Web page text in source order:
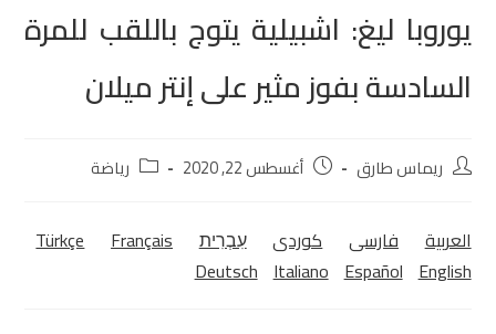
يوروبا ليغ: اشبيلية يتوج باللقب للمرة
السادسة بفوز مثير على إنتر ميلان
ريماس طارق أغسطس 22, 2020 رياضة
العربية فارسی كوردی‎ עִבְרִית Türkçe
Français
Deutsch Italiano Español English